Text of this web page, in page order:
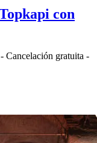
con
- Cancelación gratuita -